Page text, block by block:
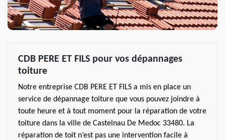
CDB PERE ET FILS pour vos dépannages
toiture
Notre entreprise CDB PERE ET FILS a mis en place un
service de dépannage toiture que vous pouvez joindre à
toute heure et à tout moment pour la réparation de votre
toiture dans la ville de Castelnau De Medoc 33480. La
réparation de toit n’est pas une intervention facile à